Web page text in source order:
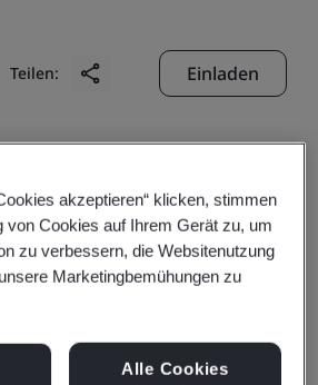
Teilen: Einladen
akzeptieren“ klicken, stimmen
von Cookies auf Ihrem Gerät zu, um
zu verbessern, die Websitenutzung
Marketingbemühungen zu
Alle Cookies